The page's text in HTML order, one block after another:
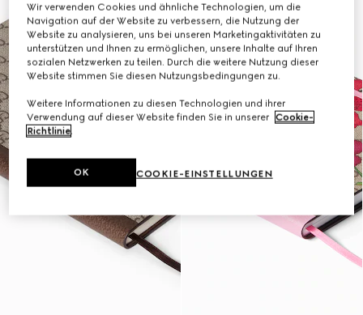
Wir verwenden Cookies und ähnliche Technologien, um die
Navigation auf der Website zu verbessern, die Nutzung der
Website zu analysieren, uns bei unseren Marketingaktivitäten zu
unterstützen und Ihnen zu ermöglichen, unsere Inhalte auf Ihren
sozialen Netzwerken zu teilen. Durch die weitere Nutzung dieser
Website stimmen Sie diesen Nutzungsbedingungen zu.
Weitere Informationen zu diesen Technologien und ihrer
Verwendung auf dieser Website finden Sie in unserer Cookie-
Richtlinie.
COOKIE-EINSTELLUNGEN
OK